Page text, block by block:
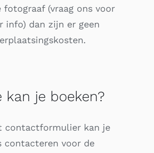
fotograaf (vraag ons voor
info) dan zijn er geen
kan je boeken?
contactformulier kan je
contacteren voor de